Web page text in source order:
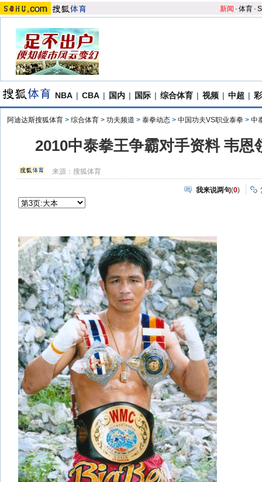
新闻 -体育-S
NBA | CBA | 国内 | 国际 | 综合体育 | 视频 | 中超 |
阿迪达斯搜狐体育 > 综合体育 > 功夫频道 > 泰拳动态 > 中国功夫VS职业泰拳 > 中
2010中泰拳王争霸对手资料 韦恩
来源：搜狐体育
我来说两句(0)